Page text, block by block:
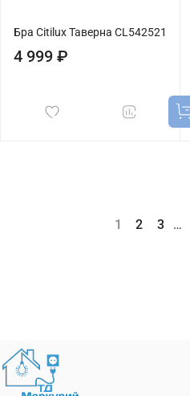
Бра Citilux Таверна CL542521
4 999 ₽
1 2 3 …